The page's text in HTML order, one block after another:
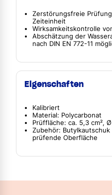
Zerstörungsfreie
Zeiteinheit
Wirksamkeitskontrolle
Abschätzung der
nach DIN EN 772-11
Eigenschaften
Kalibriert
Material: Polycarbonat
Prüffläche: ca. 5,3 cm²,
Zubehör:
prüfende Oberfläche